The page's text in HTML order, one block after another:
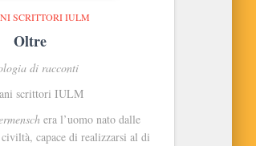
SCRITTORI IULM
Oltre
di racconti
scrittori IULM
era l’uomo nato dalle
capace di realizzarsi al di